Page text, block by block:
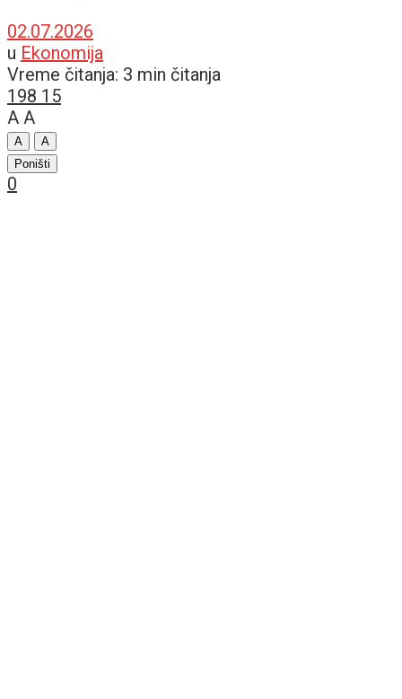
02.07.2026
u Ekonomija
Vreme čitanja: 3 min čitanja
198 15
A A
A
A
Poništi
0